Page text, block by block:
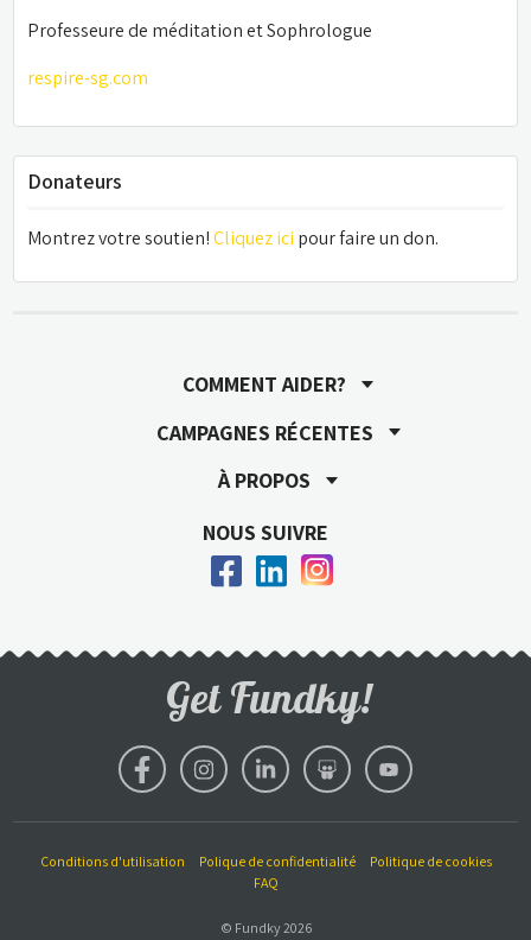
Professeure de méditation et Sophrologue
respire-sg.com
Donateurs
Montrez votre soutien! Cliquez ici pour faire un don.
COMMENT AIDER?
CAMPAGNES RÉCENTES
À PROPOS
NOUS SUIVRE
Get Fundky!
Conditions d'utilisation Polique de confidentialité
Politique de cookies
FAQ
© Fundky 2026